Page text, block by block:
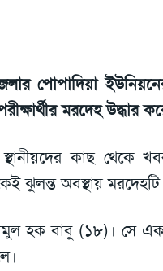
পোপাদিয়া
মরদেহ উদ্ধার
কাছ থেকে
ঝুলন্ত অবস্থায়
হক বাবু (১৮)। সে